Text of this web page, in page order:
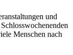
und
Menschen nach